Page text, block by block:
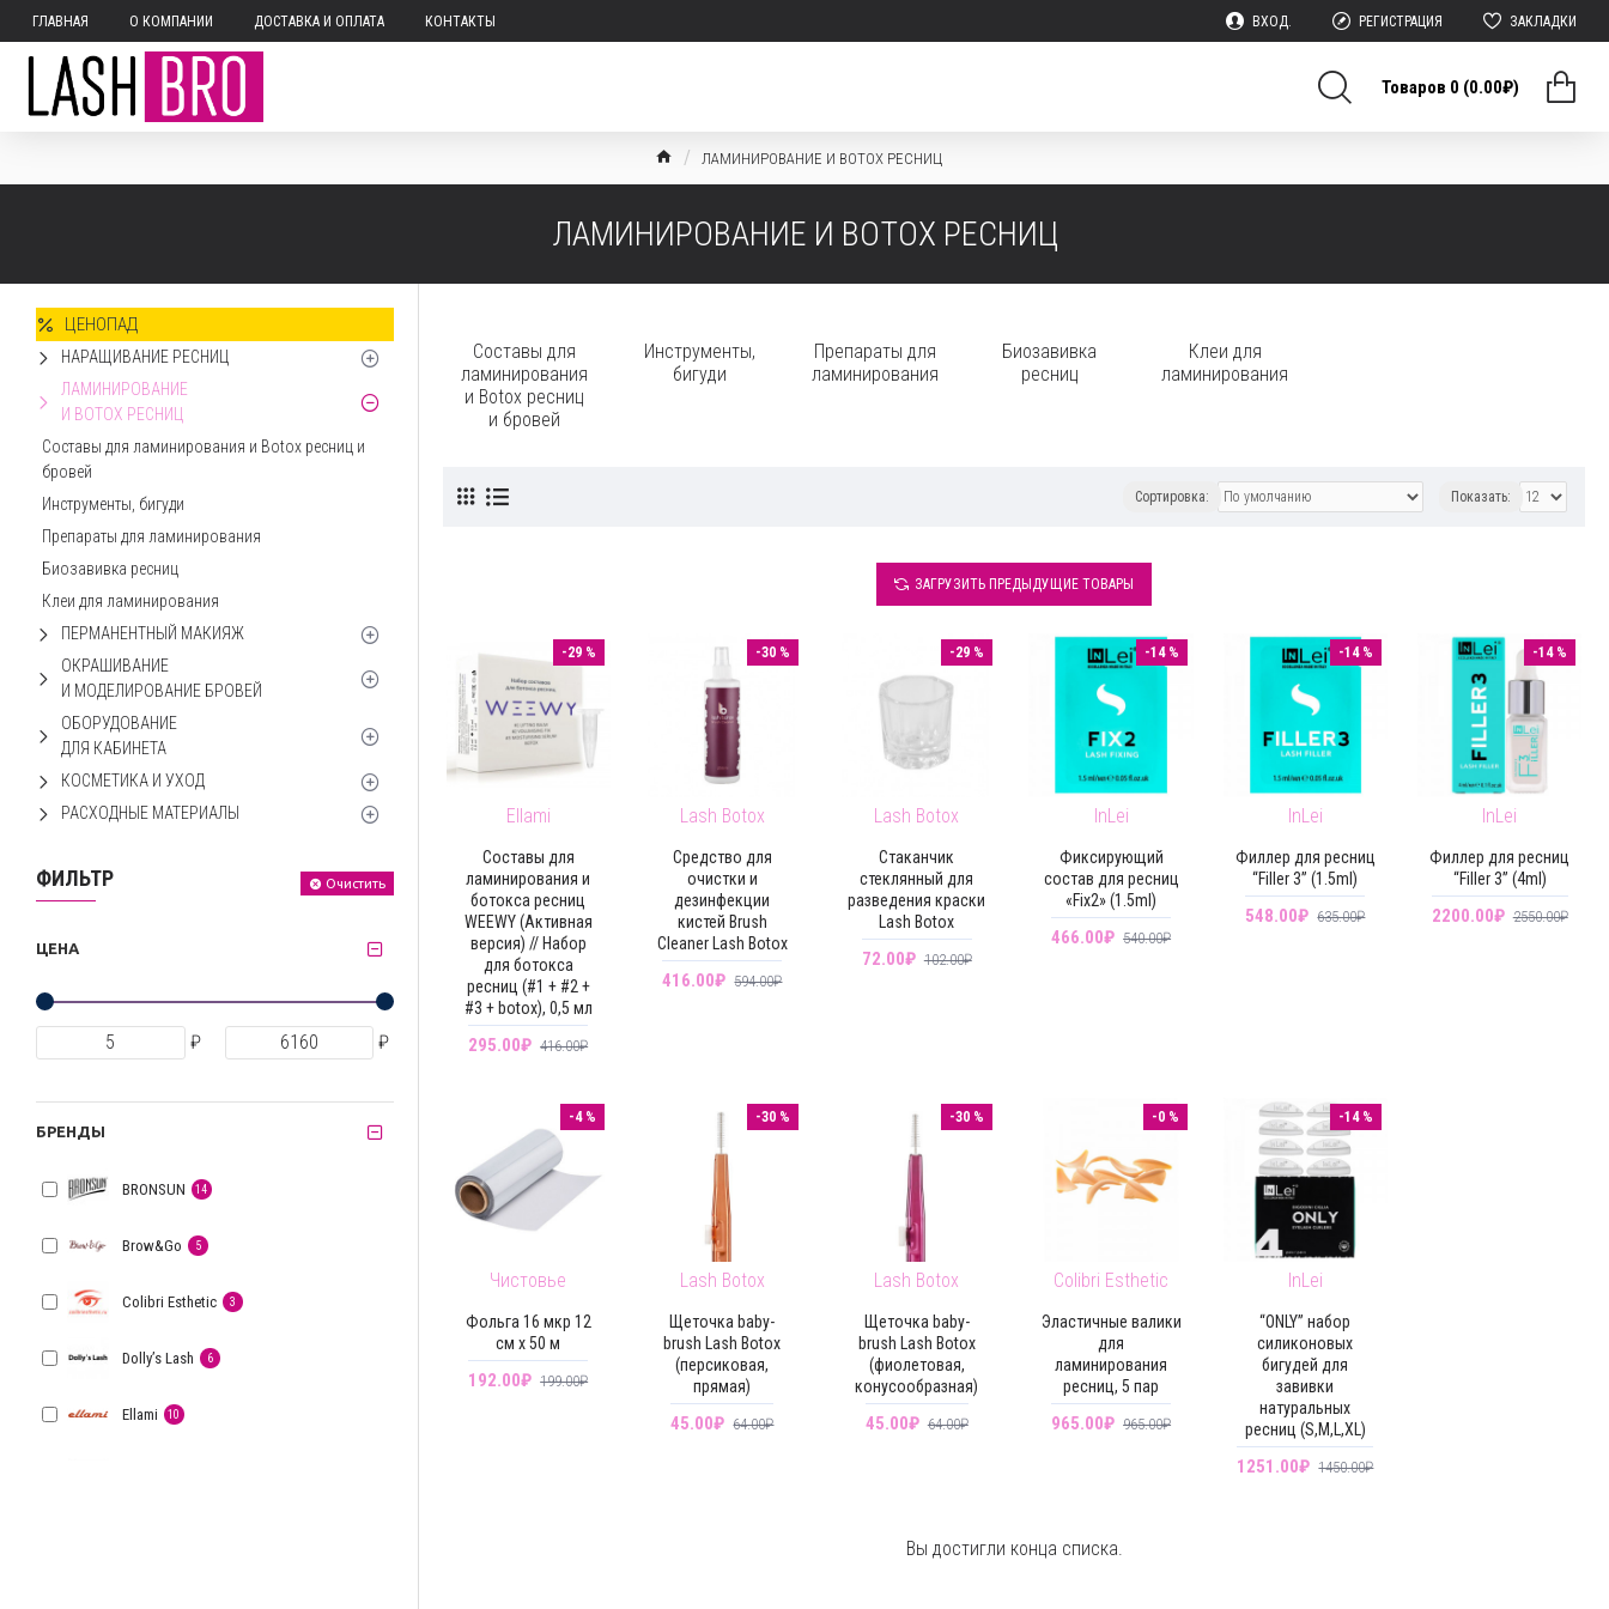
ГЛАВНАЯ О КОМПАНИИ ДОСТАВКА И ОПЛАТА КОНТАКТЫ ВХОД. РЕГИСТРАЦИЯ ЗАКЛАДКИ
Товаров 0 (0.00₽)
ЛАМИНИРОВАНИЕ И BOTOX РЕСНИЦ
ЛАМИНИРОВАНИЕ И BOTOX РЕСНИЦ
ЦЕНОПАД
НАРАЩИВАНИЕ РЕСНИЦ
ЛАМИНИРОВАНИЕ
И BOTOX РЕСНИЦ
Составы для ламинирования и Botox ресниц и
бровей
Инструменты, бигуди
Препараты для ламинирования
Биозавивка ресниц
Клеи для ламинирования
ПЕРМАНЕНТНЫЙ МАКИЯЖ
ОКРАШИВАНИЕ
И МОДЕЛИРОВАНИЕ БРОВЕЙ
ОБОРУДОВАНИЕ
ДЛЯ КАБИНЕТА
КОСМЕТИКА И УХОД
РАСХОДНЫЕ МАТЕРИАЛЫ
ФИЛЬТР Очистить
ЦЕНА
₽ ₽
БРЕНДЫ
BRONSUN 14
Brow&Go 5
Colibri Esthetic 3
Dolly’s Lash 6
Ellami 10
Составы для
ламинирования
и Botox ресниц
и бровей
Инструменты,
бигуди
Препараты для
ламинирования
Биозавивка
ресниц
Клеи для
ламинирования
Сортировка: Показать:
ЗАГРУЗИТЬ ПРЕДЫДУЩИЕ ТОВАРЫ
-29 %
Ellami
Составы для
ламинирования и
ботокса ресниц
WEEWY (Активная
версия) // Набор
для ботокса
ресниц (#1 + #2 +
#3 + botox), 0,5 мл
295.00₽ 416.00₽
-30 %
Lash Botox
Средство для
очистки и
дезинфекции
кистей Brush
Cleaner Lash Botox
416.00₽ 594.00₽
-29 %
Lash Botox
Стаканчик
стеклянный для
разведения краски
Lash Botox
72.00₽ 102.00₽
-14 %
InLei
Фиксирующий
состав для ресниц
«Fix2» (1.5ml)
466.00₽ 540.00₽
-14 %
InLei
Филлер для ресниц
“Filler 3” (1.5ml)
548.00₽ 635.00₽
-14 %
InLei
Филлер для ресниц
“Filler 3” (4ml)
2200.00₽ 2550.00₽
-4 %
Чистовье
Фольга 16 мкр 12
см х 50 м
192.00₽ 199.00₽
-30 %
Lash Botox
Щеточка baby-
brush Lash Botox
(персиковая,
прямая)
45.00₽ 64.00₽
-30 %
Lash Botox
Щеточка baby-
brush Lash Botox
(фиолетовая,
конусообразная)
45.00₽ 64.00₽
-0 %
Colibri Esthetic
Эластичные валики
для
ламинирования
ресниц, 5 пар
965.00₽ 965.00₽
-14 %
InLei
“ONLY” набор
силиконовых
бигудей для
завивки
натуральных
ресниц (S,M,L,XL)
1251.00₽ 1450.00₽
Вы достигли конца списка.